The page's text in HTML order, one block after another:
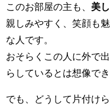
このお部屋の主も、 美
親しみやすく、笑顔も
な人です。
おそらくこの人に外で
らしているとは想像で
でも、どうして片付け